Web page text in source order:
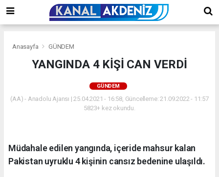
Anasayfa GÜNDEM
YANGINDA 4 KİŞİ CAN VERDİ
GÜNDEM
(AA) - Anadolu Ajansı | 25.04.2021 - 16:58, Güncelleme: 21.09.2022 - 11:57
5823+ kez okundu.
Müdahale edilen yangında, içeride mahsur kalan
Pakistan uyruklu 4 kişinin cansız bedenine ulaşıldı.